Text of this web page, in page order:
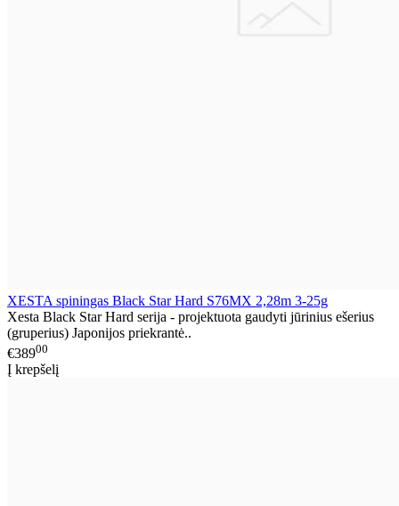
XESTA spiningas Black Star Hard S76MX 2,28m 3-25g
Xesta Black Star Hard serija - projektuota gaudyti jūrinius ešerius
(gruperius) Japonijos priekrantė..
€38900
Į krepšelį